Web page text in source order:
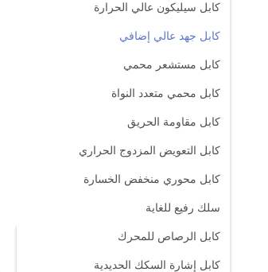
كابل سيليكون عالي الحرارة
كابل جهد عالي إضافي
كابل مستشعر محمي
كابل محمي متعدد النواة
كابل مقاومة الحريق
كابل التعويض المزدوج الحراري
كابل محوري منخفض الخسارة
سلك رفيع للغاية
كابل الرصاص للمحرك
كابل إشارة السكك الحديدية